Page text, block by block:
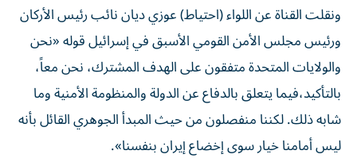
ونقلت القناة عن اللواء (احتياط) عوزي ديان نائب رئيس الأركان
ورئيس مجلس الأمن القومي الأسبق في إسرائيل قوله «نحن
والولايات المتحدة متفقون على الهدف المشترك، نحن معاً،
بالتأكيد،فيما يتعلق بالدفاع عن الدولة والمنظومة الأمنية وما
شابه ذلك. لكننا منفصلون من حيث المبدأ الجوهري القائل بأنه
ليس أمامنا خيار سوى إخضاع إيران بنفسنا».